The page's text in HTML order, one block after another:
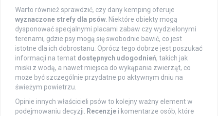
Warto również sprawdzić, czy dany kemping oferuje
wyznaczone strefy dla psów. Niektóre obiekty mogą
dysponować specjalnymi placami zabaw czy wydzielonymi
terenami, gdzie psy mogą się swobodnie bawić, co jest
istotne dla ich dobrostanu. Oprócz tego dobrze jest poszukać
informacji na temat dostępnych udogodnień, takich jak
miski z wodą, a nawet miejsca do wykąpania zwierząt, co
może być szczególnie przydatne po aktywnym dniu na
świeżym powietrzu.
Opinie innych właścicieli psów to kolejny ważny element w
podejmowaniu decyzji. Recenzje i komentarze osób, które